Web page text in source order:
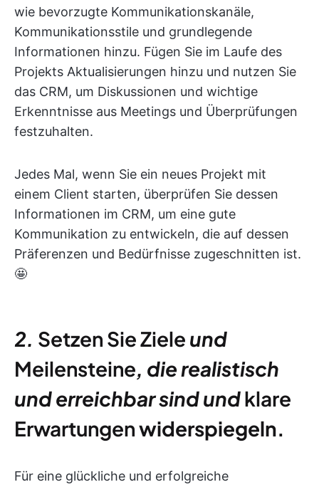
wie bevorzugte Kommunikationskanäle,
Kommunikationsstile und grundlegende
Informationen hinzu. Fügen Sie im Laufe des
Projekts Aktualisierungen hinzu und nutzen Sie
das CRM, um Diskussionen und wichtige
Erkenntnisse aus Meetings und Überprüfungen
festzuhalten.
Jedes Mal, wenn Sie ein neues Projekt mit
einem Client starten, überprüfen Sie dessen
Informationen im CRM, um eine gute
Kommunikation zu entwickeln, die auf dessen
Präferenzen und Bedürfnisse zugeschnitten ist.
🤩
2. Setzen Sie Ziele und
Meilensteine, die realistisch
und erreichbar sind undklare
Erwartungenwiderspiegeln.
Für eine glückliche und erfolgreiche